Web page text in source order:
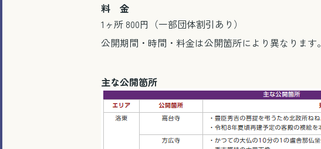
料 金
1ヶ所 800円（一部団体割引あり）
公開期間・時間・料金は公開箇所により異なります。
主な公開箇所